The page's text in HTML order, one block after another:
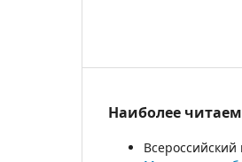
Наиболее